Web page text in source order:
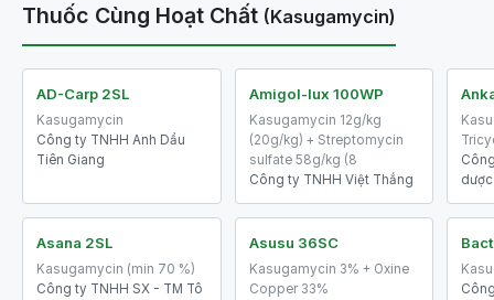
Thuốc Cùng Hoạt Chất (Kasugamycin)
AD-Carp 2SL
Kasugamycin
Công ty TNHH Anh Dẩu
Tiên Giang
Amigol-lux 100WP
Kasugamycin 12g/kg
(20g/kg) + Streptomycin
sulfate 58g/kg (8
Công ty TNHH Việt Thắng
Asana 2SL
Kasugamycin (min 70 %)
Công ty TNHH SX - TM Tô
Asusu 36SC
Kasugamycin 3% + Oxine
Copper 33%